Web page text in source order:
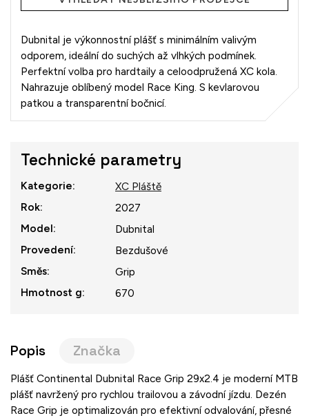
Dubnital je výkonnostní plášť s minimálním valivým
odporem, ideální do suchých až vlhkých podmínek.
Perfektní volba pro hardtaily a celoodpružená XC kola.
Nahrazuje oblíbený model Race King. S kevlarovou
patkou a transparentní bočnicí.
Technické parametry
Kategorie:
XC Pláště
Rok:
2027
Model:
Dubnital
Provedení:
Bezdušové
Směs:
Grip
Hmotnost g: 670
Popis Značka
Plášť Continental Dubnital Race Grip 29x2.4 je moderní MTB
plášť navržený pro rychlou trailovou a závodní jízdu. Dezén
Race Grip je optimalizován pro efektivní odvalování, přesné